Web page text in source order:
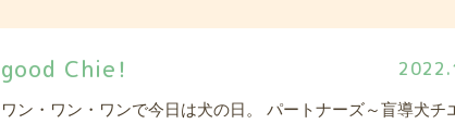
good Chie！
ワン・ワン・ワンで今日は犬の日。 パートナーズ～盲導犬チ